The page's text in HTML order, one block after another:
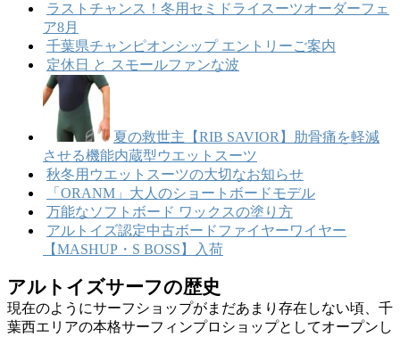
ラストチャンス！冬用セミドライスーツオーダーフェ
ア8月
千葉県チャンピオンシップ エントリーご案内
定休日 と スモールファンな波
夏の救世主【RIB SAVIOR】肋骨痛を軽減
させる機能内蔵型ウエットスーツ
秋冬用ウエットスーツの大切なお知らせ
「ORANM」大人のショートボードモデル
万能なソフトボード ワックスの塗り方
アルトイズ認定中古ボードファイヤーワイヤー
【MASHUP・S BOSS】入荷
アルトイズサーフの歴史
現在のようにサーフショップがまだあまり存在しない頃、千
葉西エリアの本格サーフィンプロショップとしてオープンし